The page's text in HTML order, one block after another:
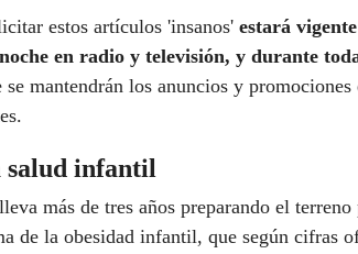
estos artículos 'insanos' estará
en radio y televisión, y durante
se mantendrán los anuncios y promociones
salud infantil
más de tres años preparando el terreno
de la obesidad infantil, que según cifras